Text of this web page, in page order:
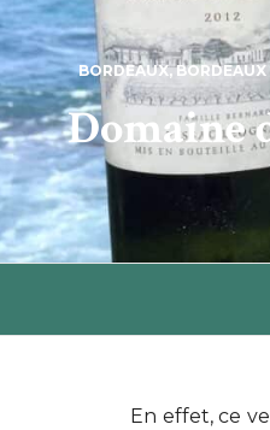
BORDEAUX,
Domaine
En effet, ce